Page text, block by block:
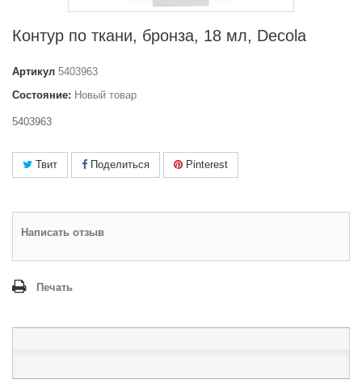
Контур по ткани, бронза, 18 мл, Decola
Артикул 5403963
Состояние: Новый товар
5403963
Твит Поделиться Pinterest
Написать отзыв
Печать